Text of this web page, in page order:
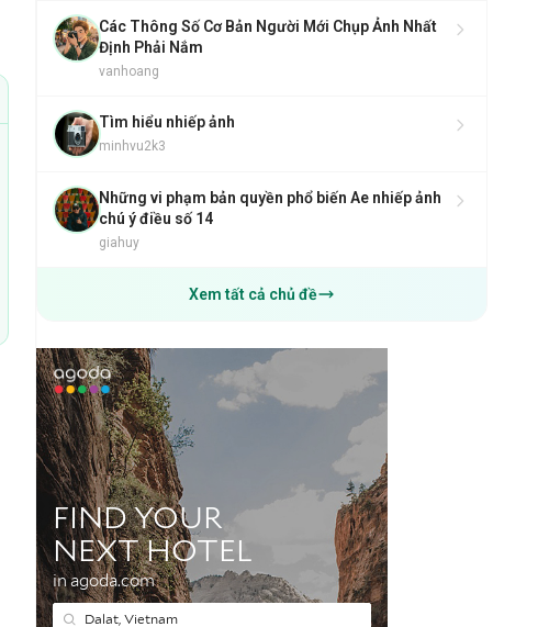
Các Thông Số Cơ Bản Người Mới Chụp Ảnh Nhất
Định Phải Nắm
vanhoang
Tìm hiểu nhiếp ảnh
minhvu2k3
Những vi phạm bản quyền phổ biến Ae nhiếp ảnh
chú ý điều số 14
giahuy
Xem tất cả chủ đề